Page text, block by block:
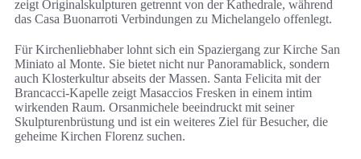
zeigt Originalskulpturen getrennt von der Kathedrale, während
das Casa Buonarroti Verbindungen zu Michelangelo offenlegt.
Für Kirchenliebhaber lohnt sich ein Spaziergang zur Kirche San
Miniato al Monte. Sie bietet nicht nur Panoramablick, sondern
auch Klosterkultur abseits der Massen. Santa Felicita mit der
Brancacci-Kapelle zeigt Masaccios Fresken in einem intim
wirkenden Raum. Orsanmichele beeindruckt mit seiner
Skulpturenbrüstung und ist ein weiteres Ziel für Besucher, die
geheime Kirchen Florenz suchen.